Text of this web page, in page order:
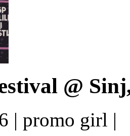
@
| promo girl |